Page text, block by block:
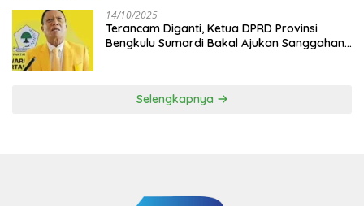
14/10/2025
Terancam Diganti, Ketua DPRD Provinsi
Bengkulu Sumardi Bakal Ajukan Sanggahan
Selengkapnya